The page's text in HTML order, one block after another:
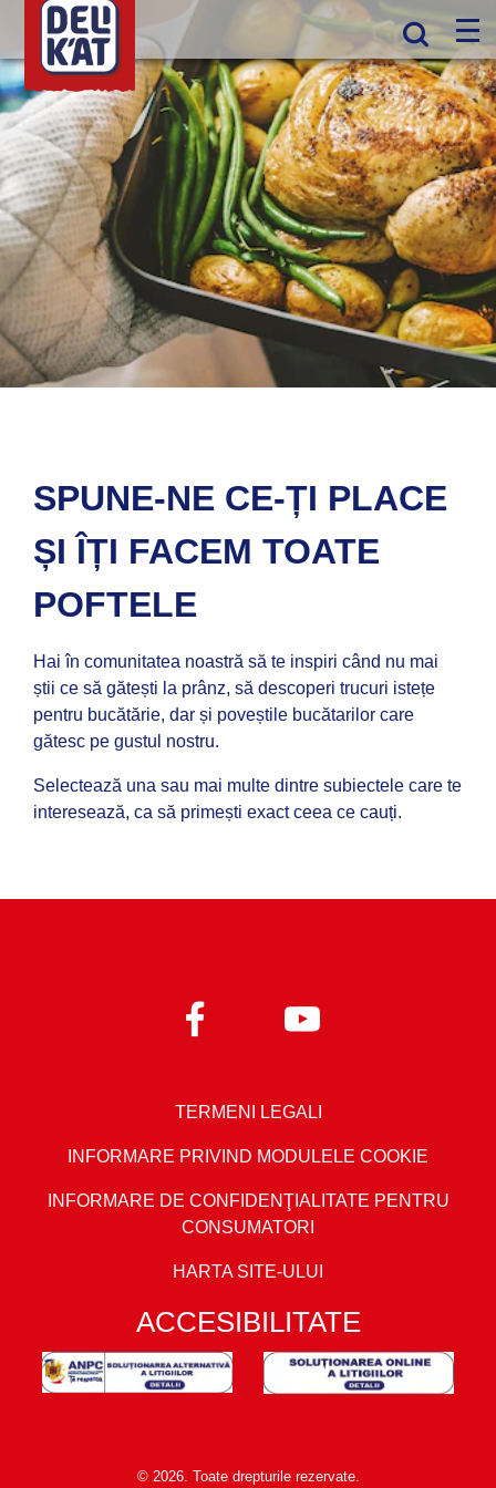
SPUNE-NE CE-ȚI PLACE
ȘI ÎȚI FACEM TOATE
POFTELE
Hai în comunitatea noastră să te inspiri când nu mai
știi ce să gătești la prânz, să descoperi trucuri istețe
pentru bucătărie, dar și poveștile bucătarilor care
gătesc pe gustul nostru.
Selectează una sau mai multe dintre subiectele care te
interesează, ca să primești exact ceea ce cauți.
TERMENI LEGALI
INFORMARE PRIVIND MODULELE COOKIE
INFORMARE DE CONFIDENŢIALITATE PENTRU
CONSUMATORI
HARTA SITE-ULUI
ACCESIBILITATE
© 2026. Toate drepturile rezervate.